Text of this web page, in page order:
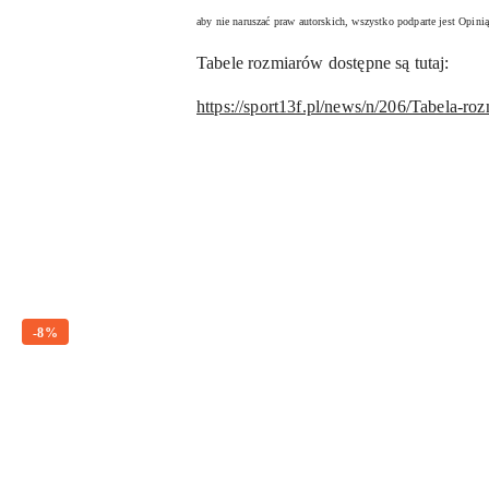
aby nie naruszać praw autorskich, wszystko podparte jest
Tabele rozmiarów dostępne są tutaj:
https://sport13f.pl/news/n/206/Tabela-
-8%